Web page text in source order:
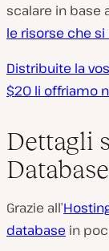
scalare in base
le risorse che si
Distribuite la
$20 li offriamo
Dettagli
Database
Grazie all’
database in